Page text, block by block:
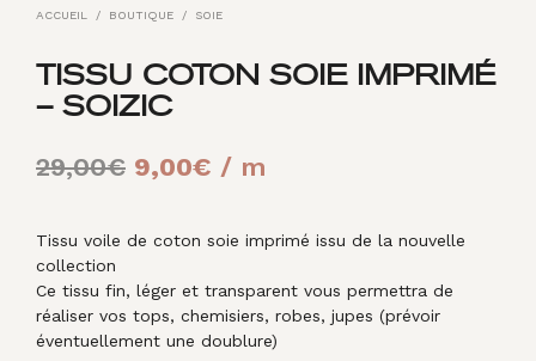
ACCUEIL / BOUTIQUE / SOIE
TISSU COTON SOIE IMPRIMÉ
– SOIZIC
29,00€ Le
initial
était :
29,00€.
9,00€ Le
actuel
est :
9,00€.
/ m
Tissu voile de coton soie imprimé issu de la nouvelle
collection
Ce tissu fin, léger et transparent vous permettra de
réaliser vos tops, chemisiers, robes, jupes (prévoir
éventuellement une doublure)